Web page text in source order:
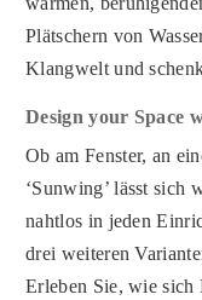
Plätschern von
Klangwelt und
Design your Space
Ob am Fenster, an
‘Sunwing’ lässt sich
nahtlos in jeden
drei weiteren
Erleben Sie, wie